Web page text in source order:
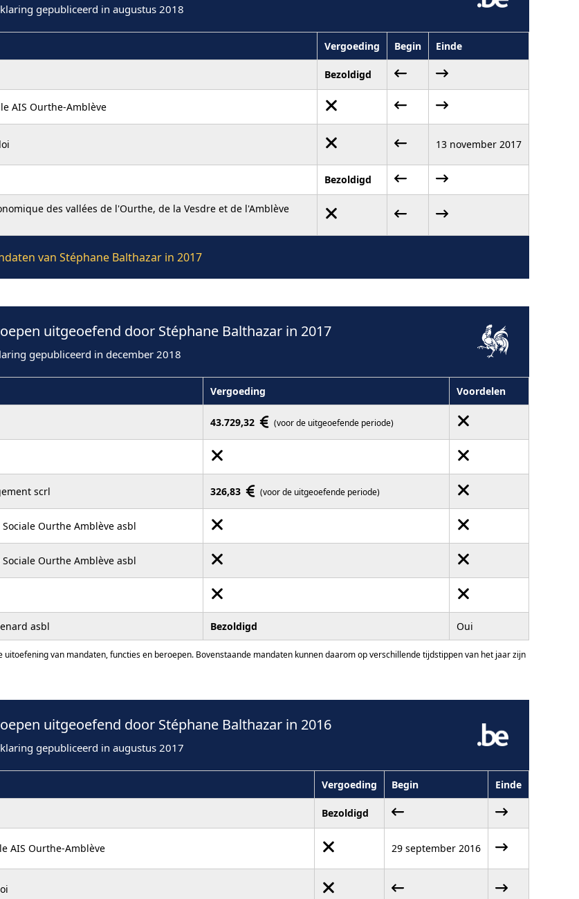
gepubliceerd in augustus 2018
Vergoeding Begin Einde
Bezoldigd
AIS Ourthe-Amblève
13 november 2017
Bezoldigd
des vallées de l'Ourthe, de la Vesdre et de l'Amblève
van Stéphane Balthazar in 2017
uitgeoefend door Stéphane Balthazar in 2017
gepubliceerd in december 2018
Vergoeding Voordelen
43.729,32 (voor de uitgeoefende periode)
scrl 326,83 (voor de uitgeoefende periode)
Ourthe Amblève asbl
Ourthe Amblève asbl
asbl Bezoldigd Oui
van mandaten, functies en beroepen. Bovenstaande mandaten kunnen daarom op verschillende tijdstippen van het jaar zijn
uitgeoefend door Stéphane Balthazar in 2016
gepubliceerd in augustus 2017
Vergoeding Begin Einde
Bezoldigd
AIS Ourthe-Amblève 29 september 2016